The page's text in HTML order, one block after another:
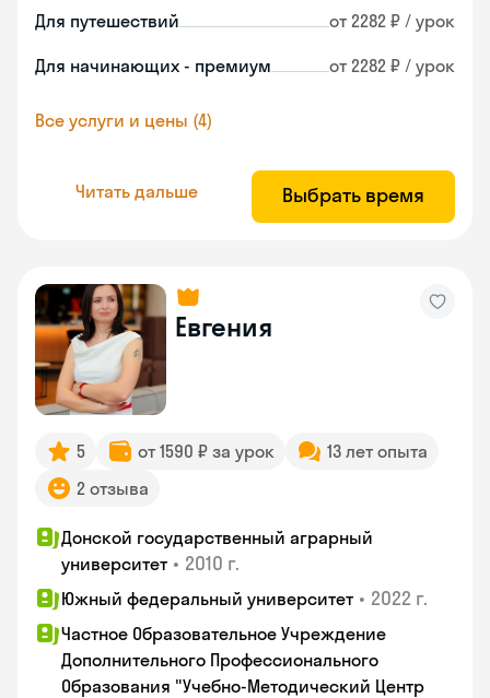
Для путешествий от 2282 ₽ / урок
Для начинающих - премиум от 2282 ₽ / урок
Все услуги и цены (4)
Читать дальше Выбрать время
Евгения
5 от 1590 ₽ за урок
13 лет опыта
2 отзыва
Донской государственный аграрный
университет • 2010 г.
Южный федеральный университет • 2022 г.
Частное Образовательное Учреждение
Дополнительного Профессионального
Образования "Учебно-Методический Центр